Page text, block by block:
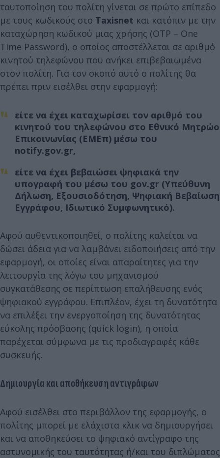
ταυτοποίηση του πολίτη γίνεται σε πρώτο επίπεδο
με τους κωδικούς στο Taxisnet και κατόπιν με την
καταχώρηση κωδικού μιας χρήσης (OTP – One
Time Password), ο οποίος αποστέλλεται σε αριθμό
κινητού τηλεφώνου που ανήκει επιβεβαιωμένα
στον πολίτη. Για τον σκοπό αυτό ο πολίτης θα
πρέπει πριν εισέλθει στην εφαρμογή:
είτε να έχει καταχωρίσει τον αριθμό του
κινητού του τηλεφώνου στο Εθνικό Μητρώο
Επικοινωνίας (ΕΜΕπ) μέσω του
notify.gov.gr,
είτε να έχει βεβαιώσει ψηφιακά την
υπογραφή του μέσω του gov.gr (Υπεύθυνη
Δήλωση, Εξουσιοδότηση, Ψηφιακή Βεβαίωση
Εγγράφου, Ιδιωτικό Συμφωνητικό).
Αφού αυθεντικοποιηθεί, ο πολίτης καλείται να
δώσει άδεια για να λαμβάνει ειδοποιήσεις από την
εφαρμογή, οι οποίες είναι απαραίτητες για την
λειτουργία της λόγω του μηχανισμού
συγκατάθεσης σε περίπτωση επαλήθευσης ενός
ψηφιακού εγγράφου. Επιπλέον, έχει τη δυνατότητα
να επιλέξει την ενεργοποίηση της δυνατότητας
εύκολης πρόσβασης (quick login), η οποία
παρέχεται σύμφωνα με τις προδιαγραφές κάθε
συσκευής.
Δημιουργία και αποθήκευση αντιγράφων
Αφού εισέλθει στο περιβάλλον της εφαρμογής, ο
πολίτης μπορεί με ελάχιστα κλικ να δημιουργήσει
και να αποθηκεύσει το ψηφιακό αντίγραφο της
αστυνομικής του ταυτότητας ή/και του διπλώματος